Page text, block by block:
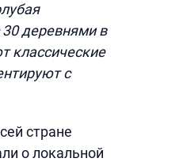
30 деревнями в
классические
с
стране
о локальной